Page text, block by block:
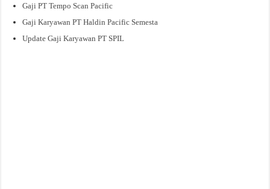
Gaji PT Tempo Scan Pacific
Gaji Karyawan PT Haldin Pacific Semesta
Update Gaji Karyawan PT SPIL